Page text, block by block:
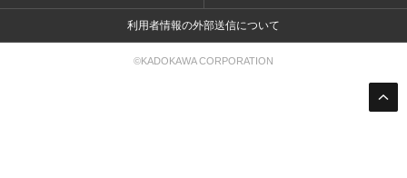
利用者情報の外部送信について
©KADOKAWA CORPORATION